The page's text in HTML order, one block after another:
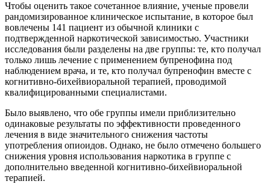
Чтобы оценить такое сочетанное влияние, ученые провели
рандомизированное клиническое испытание, в которое был
вовлечены 141 пациент из обычной клиники с
подтвержденной наркотической зависимостью. Участники
исследования были разделены на две группы: те, кто получал
только лишь лечение с применением бупренофина под
наблюдением врача, и те, кто получал бупренофин вместе с
когнитивно-бихейвиоральной терапией, проводимой
квалифицированными специалистами.
Было выявлено, что обе группы имели приблизительно
одинаковые результаты по эффективности проведенного
лечения в виде значительного снижения частоты
употребления опиоидов. Однако, не было отмечено большего
снижения уровня использования наркотика в группе с
дополнительно введенной когнитивно-бихейвиоральной
терапией.